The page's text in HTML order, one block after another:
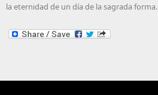
la eternidad de un día de la sagrada forma.